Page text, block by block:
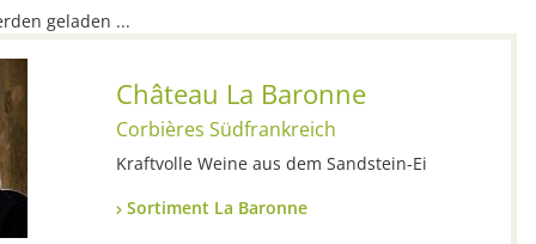
geladen ...
Château La Baronne
Corbières Südfrankreich
Kraftvolle Weine aus dem Sandstein-Ei
Sortiment La Baronne